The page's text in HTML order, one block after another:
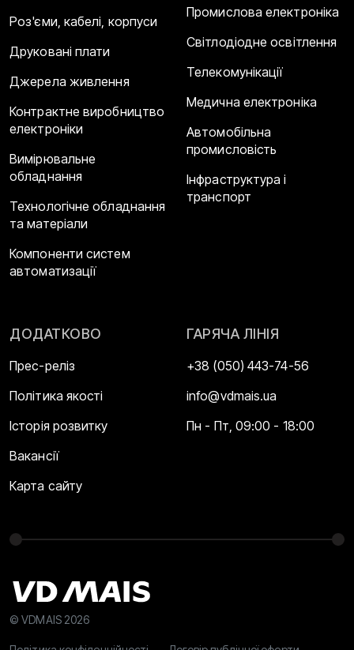
Роз'єми, кабелі, корпуси
Друковані плати
Джерела живлення
Контрактне виробництво
електроніки
Вимірювальне
обладнання
Технологічне обладнання
та матеріали
Компоненти систем
автоматизації
Промислова електроніка
Світлодіодне освітлення
Телекомунікації
Медична електроніка
Автомобільна
промисловість
Інфраструктура і
транспорт
ДОДАТКОВО
Прес-реліз
Політика якості
Історія розвитку
Вакансії
Карта сайту
ГАРЯЧА ЛІНІЯ
+38 (050) 443-74-56
info@vdmais.ua
Пн - Пт, 09:00 - 18:00
© VDMAIS 2026